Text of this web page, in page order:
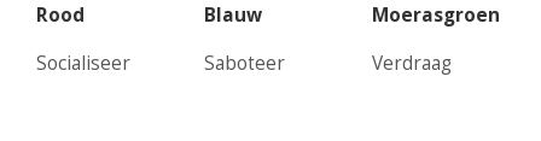
Rood
Socialiseer
Blauw
Saboteer
Moerasgroen
Verdraag